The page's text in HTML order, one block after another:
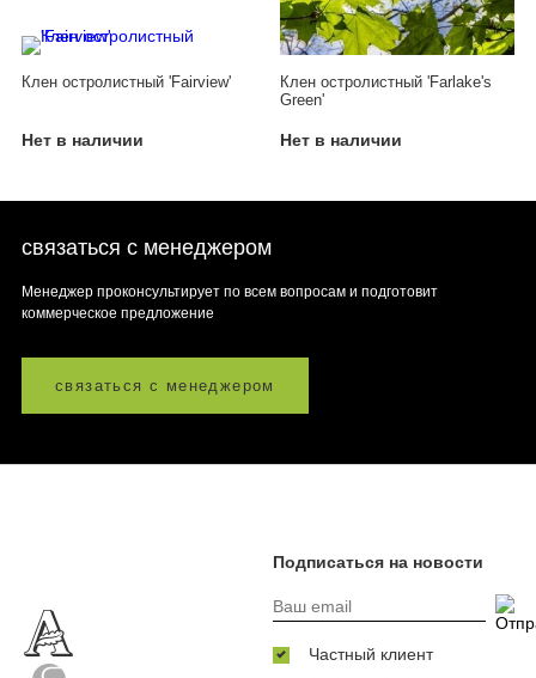
Клен остролистный 'Fairview'
Нет в наличии
Клен остролистный 'Farlake's
Green'
Нет в наличии
связаться с менеджером
Менеджер проконсультирует по всем вопросам и подготовит
коммерческое предложение
связаться с менеджером
Подписаться на новости
Частный клиент